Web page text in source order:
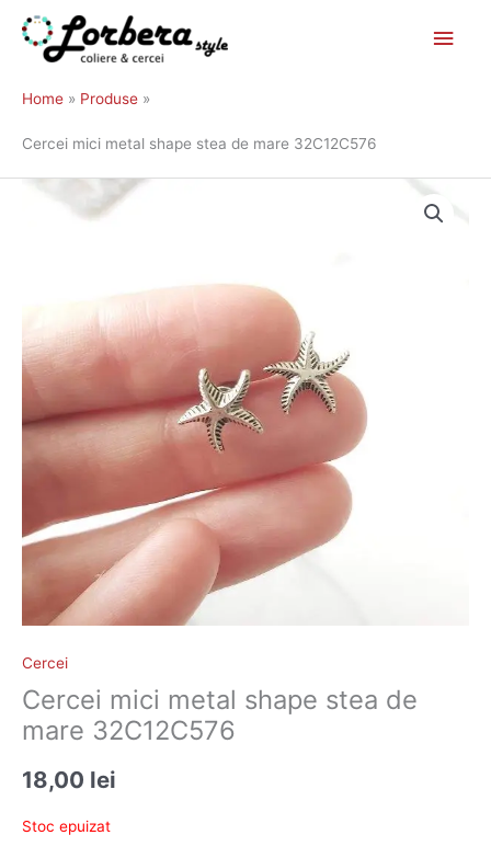
Skip
content
Home Produse
Cercei mici metal shape stea de mare 32C12C576
Cercei
Cercei mici metal shape stea de
mare 32C12C576
18,00 lei
Stoc epuizat